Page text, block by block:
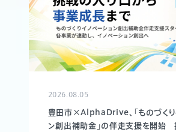
2026.08.05
豊田市×AlphaDrive、「ものづくり
ン創出補助金」の伴走支援を開始